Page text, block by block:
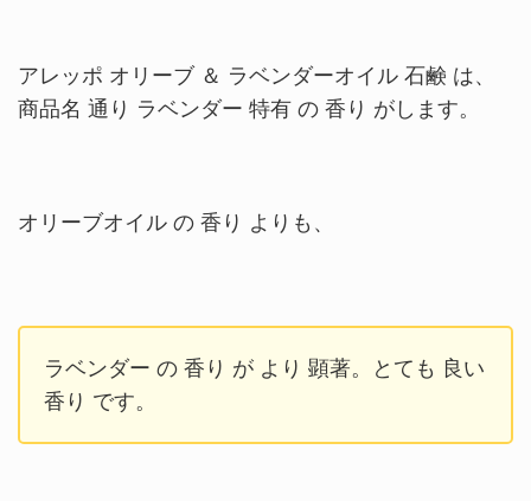
アレッポ オリーブ ＆ ラベンダーオイル 石鹸 は、
商品名 通り ラベンダー 特有 の 香り がします。
オリーブオイル の 香り よりも、
ラベンダー の 香り が より 顕著。
とても 良い
香り です。